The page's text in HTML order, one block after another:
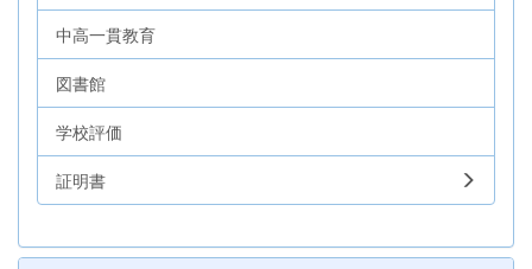
中高一貫教育
図書館
学校評価
証明書